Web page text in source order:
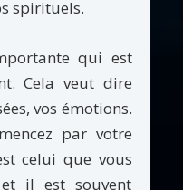
spirituels.
qui est
Cela veut dire
vos émotions.
par votre
celui que vous
il est souvent